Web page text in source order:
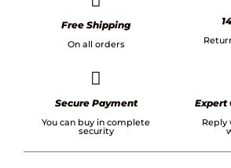
Free Shipping
On all orders
Secure Payment
You can buy in complete
security
Expert
Reply